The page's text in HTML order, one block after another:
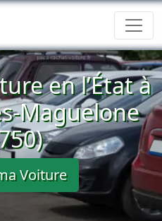
en l’État à
Maguelone
Voiture